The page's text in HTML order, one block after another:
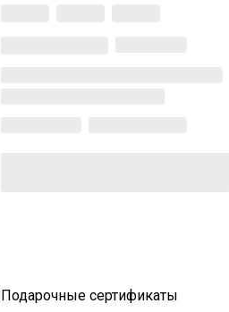
Подарочные сертификаты